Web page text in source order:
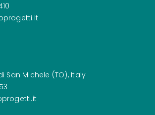
San Michele (TO), Italy